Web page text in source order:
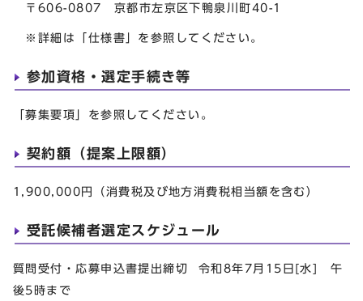
〒606-0807 京都市左京区下鴨泉川町40-1
※詳細は「仕様書」を参照してください。
参加資格・選定手続き等
「募集要項」を参照してください。
契約額（提案上限額）
1,900,000円（消費税及び地方消費税相当額を含む）
受託候補者選定スケジュール
質問受付・応募申込書提出締切 令和8年7月15日[水] 午
後5時まで